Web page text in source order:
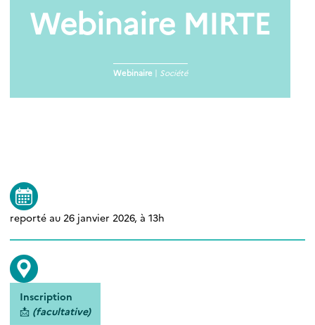
Webinaire MIRTE
Webinaire| Société
reporté au 26 janvier 2026, à 13h
Inscription
📩 (facultative)